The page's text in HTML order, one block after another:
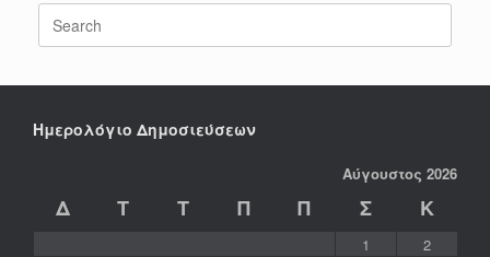
Search
for:
Ημερολόγιο Δημοσιεύσεων
Αύγουστος 2026
Δ Τ Τ Π Π Σ Κ
1
2